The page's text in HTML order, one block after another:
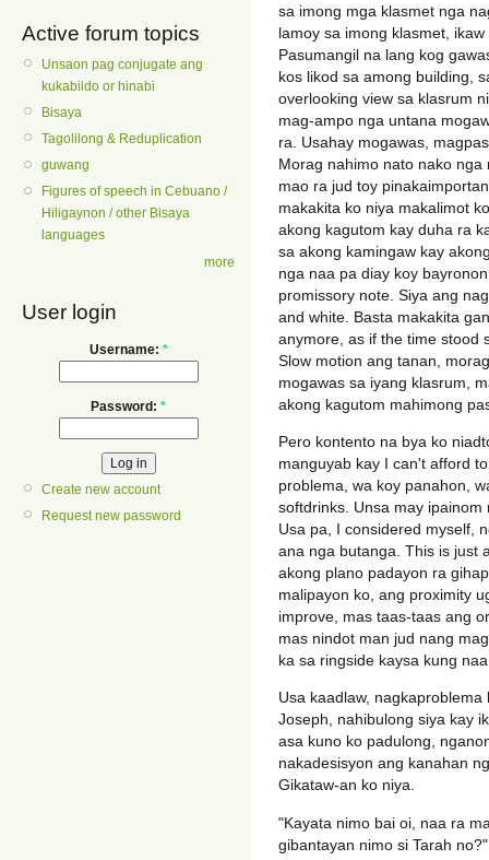
Active forum topics
Unsaon pag conjugate ang
kukabildo or hinabi
Bisaya
Tagolilong & Reduplication
guwang
Figures of speech in Cebuano /
Hiligaynon / other Bisaya
languages
more
User login
Username: *
Password: *
Create new account
Request new password
sa imong mga klasmet nga
lamoy sa imong klasmet,
Pasumangil na lang kog
kos likod sa among building,
overlooking view sa klasrum
mag-ampo nga untana
ra. Usahay mogawas,
Morag nahimo nato nako
mao ra jud toy
makakita ko niya makalimot
akong kagutom kay duha ra
sa akong kamingaw kay
nga naa pa diay koy
promissory note. Siya ang
and white. Basta makakita
anymore, as if the time stood
Slow motion ang tanan,
mogawas sa iyang klasrum,
akong kagutom mahimong
Pero kontento na bya ko
manguyab kay I can't afford
problema, wa koy panahon,
softdrinks. Unsa may
Usa pa, I considered myself,
ana nga butanga. This is just
akong plano padayon ra
malipayon ko, ang proximity
improve, mas taas-taas ang
mas nindot man jud nang
ka sa ringside kaysa kung
Usa kaadlaw,
Joseph, nahibulong siya kay
asa kuno ko padulong,
nakadesisyon ang kanahan
Gikataw-an ko niya.
"Kayata nimo bai oi, naa ra
gibantayan nimo si Tarah no?"